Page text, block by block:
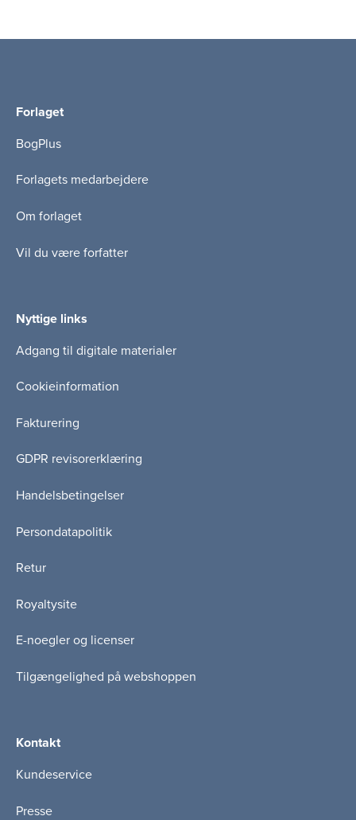
Forlaget
BogPlus
Forlagets medarbejdere
Om forlaget
Vil du være forfatter
Nyttige links
Adgang til digitale materialer
Cookieinformation
Fakturering
GDPR revisorerklæring
Handelsbetingelser
Persondatapolitik
Retur
Royaltysite
E-noegler og licenser
Tilgængelighed på webshoppen
Kontakt
Kundeservice
Presse